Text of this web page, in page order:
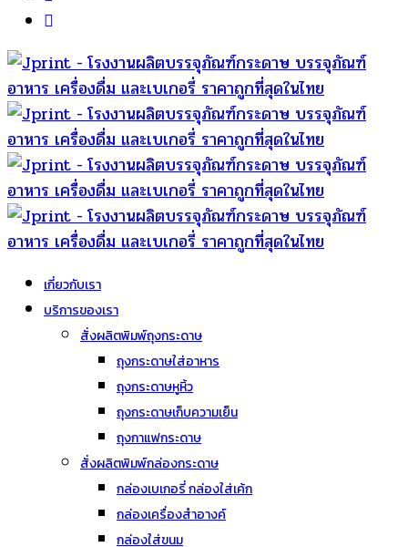
เกี่ยวกับเรา
บริการของเรา
สั่งผลิตพิมพ์ถุงกระดาษ
ถุงกระดาษใส่อาหาร
ถุงกระดาษหูหิ้ว
ถุงกระดาษเก็บความเย็น
ถุงกาแฟกระดาษ
สั่งผลิตพิมพ์กล่องกระดาษ
กล่องเบเกอรี่ กล่องใส่เค้ก
กล่องเครื่องสำอางค์
กล่องใส่ขนม